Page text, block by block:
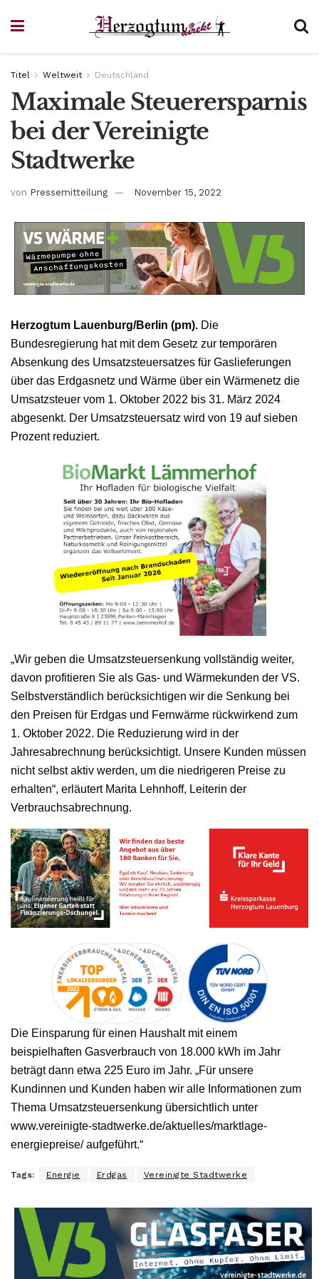
Titel Weltweit Deutschland
Maximale Steuerersparnis
bei der Vereinigte
Stadtwerke
von Pressemitteilung November 15, 2022
Herzogtum Lauenburg/Berlin (pm). Die
Bundesregierung hat mit dem Gesetz zur temporären
Absenkung des Umsatzsteuersatzes für Gaslieferungen
über das Erdgasnetz und Wärme über ein Wärmenetz die
Umsatzsteuer vom 1. Oktober 2022 bis 31. März 2024
abgesenkt. Der Umsatzsteuersatz wird von 19 auf sieben
Prozent reduziert.
„Wir geben die Umsatzsteuersenkung vollständig weiter,
davon profitieren Sie als Gas- und Wärmekunden der VS.
Selbstverständlich berücksichtigen wir die Senkung bei
den Preisen für Erdgas und Fernwärme rückwirkend zum
1. Oktober 2022. Die Reduzierung wird in der
Jahresabrechnung berücksichtigt. Unsere Kunden müssen
nicht selbst aktiv werden, um die niedrigeren Preise zu
erhalten“, erläutert Marita Lehnhoff, Leiterin der
Verbrauchsabrechnung.
Die Einsparung für einen Haushalt mit einem
beispielhaften Gasverbrauch von 18.000 kWh im Jahr
beträgt dann etwa 225 Euro im Jahr. „Für unsere
Kundinnen und Kunden haben wir alle Informationen zum
Thema Umsatzsteuersenkung übersichtlich unter
www.vereinigte-stadtwerke.de/aktuelles/marktlage-
energiepreise/ aufgeführt.“
Tags: Energie Erdgas Vereinigte Stadtwerke